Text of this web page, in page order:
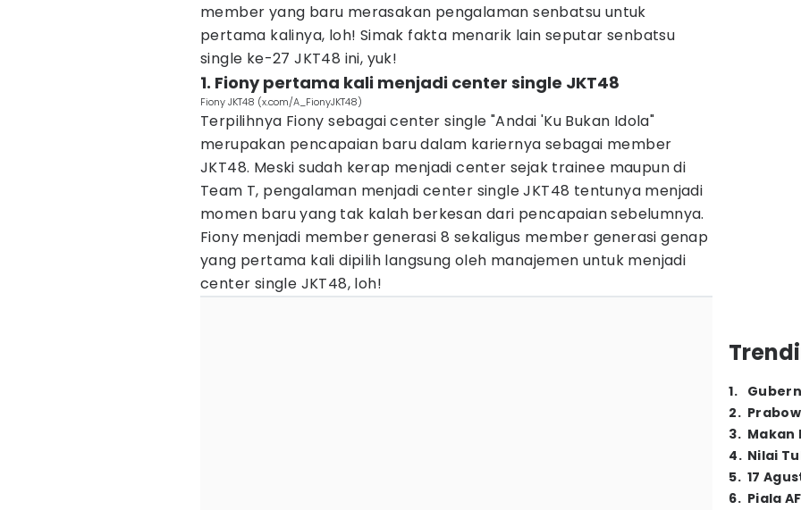
member yang baru merasakan pengalaman senbatsu untuk
pertama kalinya, loh! Simak fakta menarik lain seputar senbatsu
single ke-27 JKT48 ini, yuk!
1. Fiony pertama kali menjadi center single JKT48
Fiony JKT48 (x.com/A_FionyJKT48)
Terpilihnya Fiony sebagai center single "Andai 'Ku Bukan Idola"
merupakan pencapaian baru dalam kariernya sebagai member
JKT48. Meski sudah kerap menjadi center sejak trainee maupun di
Team T, pengalaman menjadi center single JKT48 tentunya menjadi
momen baru yang tak kalah berkesan dari pencapaian sebelumnya.
Fiony menjadi member generasi 8 sekaligus member generasi genap
yang pertama kali dipilih langsung oleh manajemen untuk menjadi
center single JKT48, loh!
1.
2.
3. Makan
4. Nilai
5. 17
6. Piala